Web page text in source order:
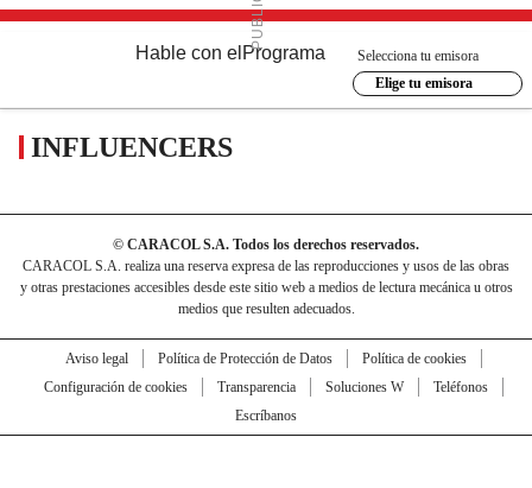
Hable con el Programa
Selecciona tu emisora
Elige tu emisora
INFLUENCERS
© CARACOL S.A. Todos los derechos reservados.
CARACOL S.A. realiza una reserva expresa de las reproducciones y usos de las obras
y otras prestaciones accesibles desde este sitio web a medios de lectura mecánica u otros
medios que resulten adecuados.
Aviso legal Política de Protección de Datos
Política de cookies
Configuración de cookies
Transparencia Soluciones W
Teléfonos
Escríbanos